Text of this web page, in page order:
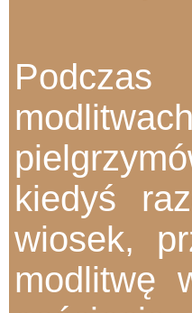
kiedyś
wiosek,
modlitwę